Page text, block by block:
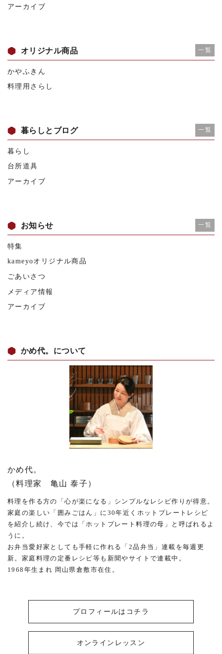
アーカイブ
オリジナル商品 一覧
かやふきん
料理用さらし
暮らしとブログ 一覧
暮らし
台所道具
アーカイブ
お知らせ 一覧
特集
kameyoオリジナル商品
ごあいさつ
メディア情報
アーカイブ
かめ代。について
かめ代。
（料理家 亀山 泰子）
料理を作る方の「心が楽になる」シンプルなレシピ作りが得意。
家庭の楽しい「囲みごはん」に30年近くホットプレートレシピ
を紹介し続け、今では「ホットプレート料理の母」と呼ばれるよ
うに。
お弁当愛好家としても手軽に作れる「2品弁当」連載を毎週更
新。家庭料理の定番レシピ等も新聞やサイトで連載中。
1968年生まれ 岡山県倉敷市在住。
プロフィールはコチラ
オンラインレッスン